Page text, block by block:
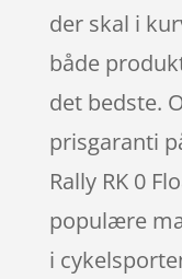
der skal i
både
det bedste.
prisgaranti
Rally RK 0
populære
i